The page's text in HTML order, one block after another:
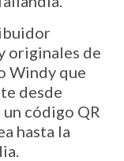
originales de
Windy que
desde
código QR
hasta la